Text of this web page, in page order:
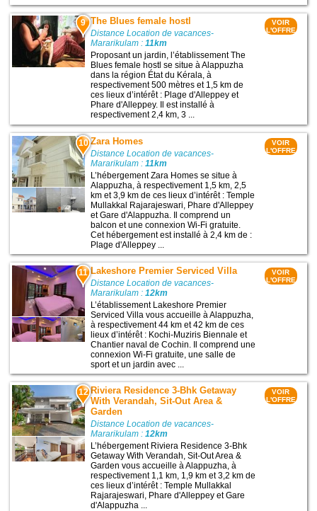
9 The Blues female hostl
Distance Location de vacances-
Mararikulam :11km
Proposant un jardin, l’établissement The
Blues female hostl se situe à Alappuzha
dans la région État du Kérala, à
respectivement 500 mètres et 1,5 km de
ces lieux d’intérêt : Plage d'Alleppey et
Phare d'Alleppey. Il est installé à
respectivement 2,4 km, 3 ...
VOIR
L'OFFRE
10 Zara Homes
Distance Location de vacances-
Mararikulam :11km
L’hébergement Zara Homes se situe à
Alappuzha, à respectivement 1,5 km, 2,5
km et 3,9 km de ces lieux d’intérêt : Temple
Mullakkal Rajarajeswari, Phare d'Alleppey
et Gare d'Alappuzha. Il comprend un
balcon et une connexion Wi-Fi gratuite.
Cet hébergement est installé à 2,4 km de :
Plage d'Alleppey ...
VOIR
L'OFFRE
11 Lakeshore Premier Serviced Villa
Distance Location de vacances-
Mararikulam :12km
L’établissement Lakeshore Premier
Serviced Villa vous accueille à Alappuzha,
à respectivement 44 km et 42 km de ces
lieux d’intérêt : Kochi-Muziris Biennale et
Chantier naval de Cochin. Il comprend une
connexion Wi-Fi gratuite, une salle de
sport et un jardin avec ...
VOIR
L'OFFRE
12 Riviera Residence 3-Bhk Getaway
With Verandah, Sit-Out Area &
Garden
Distance Location de vacances-
Mararikulam :12km
L’hébergement Riviera Residence 3-Bhk
Getaway With Verandah, Sit-Out Area &
Garden vous accueille à Alappuzha, à
respectivement 1,1 km, 1,9 km et 3,2 km de
ces lieux d’intérêt : Temple Mullakkal
Rajarajeswari, Phare d'Alleppey et Gare
d'Alappuzha ...
VOIR
L'OFFRE